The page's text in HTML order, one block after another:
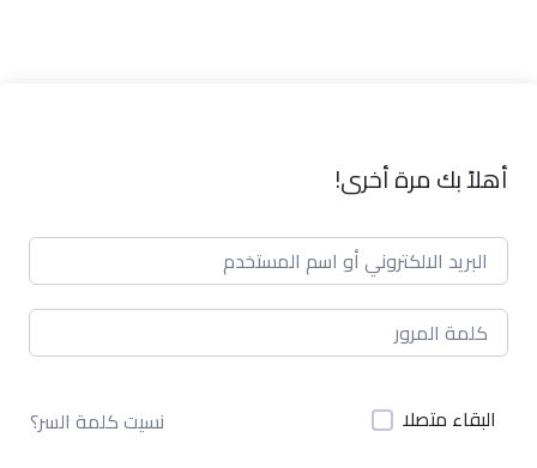
أهلاً بك مرة أخرى!
البقاء متصلا نسيت كلمة السر؟